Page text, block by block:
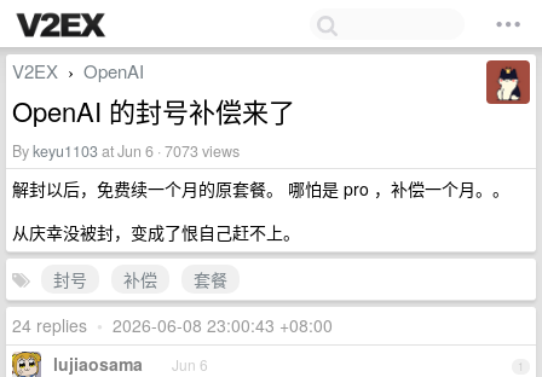
V2EX › OpenAI
OpenAI 的封号补偿来了
Bykeyu1103at Jun 6 · 7073 views
解封以后，免费续一个月的原套餐。 哪怕是 pro ，补偿一个月。。
从庆幸没被封，变成了恨自己赶不上。
封号
补偿
套餐
24 replies • 2026-06-08 23:00:43 +08:00
1
lujiaosama Jun 6